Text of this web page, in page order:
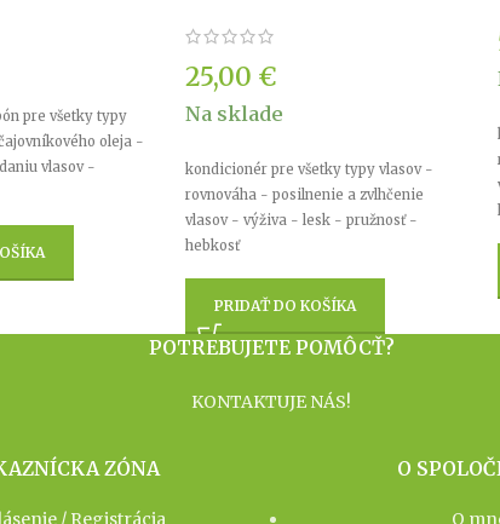
pre všetky typy
oleja -
vlasov -
25,00 €
Na sklade
kondicionér pre všetky typy vlasov -
rovnováha - posilnenie a zvlhčenie
vlasov - výživa - lesk - pružnosť -
hebkosť
PRIDAŤ DO KOŠÍKA
POTREBUJETE POMÔCŤ?
KONTAKTUJE NÁS!
ZÓNA
/ Registrácia
O
O